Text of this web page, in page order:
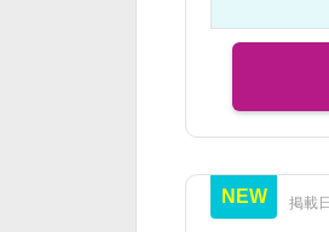
NEW 掲載